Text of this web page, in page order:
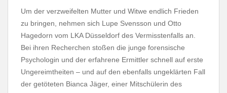
Um der verzweifelten Mutter und Witwe endlich Frieden
zu bringen, nehmen sich Lupe Svensson und Otto
Hagedorn vom LKA Düsseldorf des Vermisstenfalls an.
Bei ihren Recherchen stoßen die junge forensische
Psychologin und der erfahrene Ermittler schnell auf erste
Ungereimtheiten – und auf den ebenfalls ungeklärten Fall
der getöteten Bianca Jäger, einer Mitschülerin des